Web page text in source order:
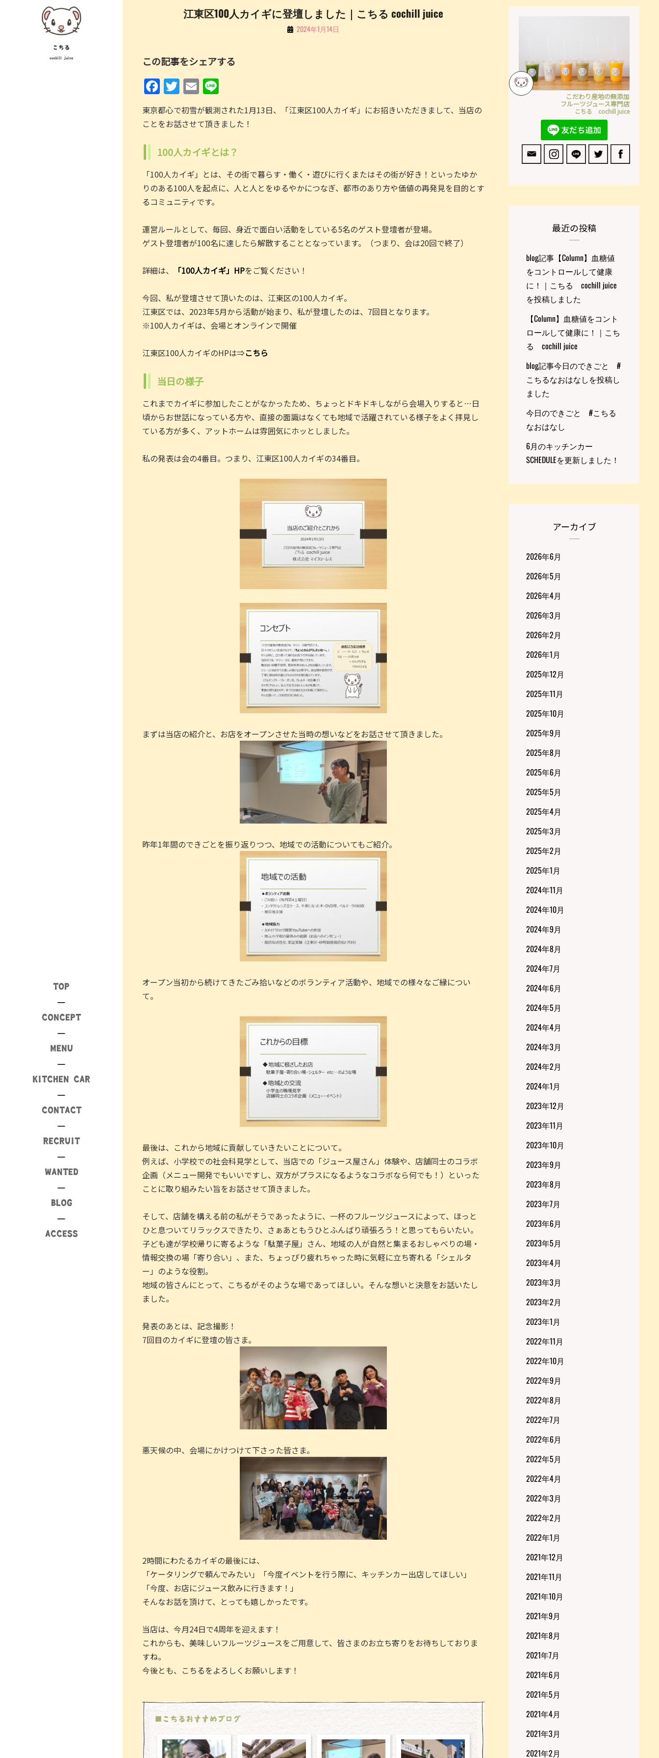
こちる
cochill juice
TOP
CONCEPT
MENU
KITCHEN CAR
CONTACT
RECRUIT
WANTED
BLOG
ACCESS
江東区100人カイギに登壇しました｜こちる cochill juice
By 2024年1月14日
この記事をシェアする
F
a
c
e
b
o
k
T
w
itt
er
E
m
ai
l
n
e
東京都心で初雪が観測された1月13日、「江東区100人カイギ」にお招きいただきまして、当店の
ことをお話させて頂きました！
100人カイギとは？
「100人カイギ」とは、その街で暮らす・働く・遊びに行くまたはその街が好き！といったゆか
りのある100人を起点に、人と人とをゆるやかにつなぎ、都市のあり方や価値の再発見を目的とす
るコミュニティです。
運営ルールとして、毎回、身近で面白い活動をしている5名のゲスト登壇者が登場。
ゲスト登壇者が100名に達したら解散することとなっています。（つまり、会は20回で終了）
詳細は、 「100人カイギ」HPをご覧ください！
今回、私が登壇させて頂いたのは、江東区の100人カイギ。
江東区では、2023年5月から活動が始まり、私が登壇したのは、7回目となります。
※100人カイギは、会場とオンラインで開催
江東区100人カイギのHPは⇒こちら
当日の様子
これまでカイギに参加したことがなかったため、ちょっとドキドキしながら会場入りすると…日
頃からお世話になっている方や、直接の面識はなくても地域で活躍されている様子をよく拝見し
ている方が多く、アットホームは雰囲気にホッとしました。
私の発表は会の4番目。つまり、江東区100人カイギの34番目。
まずは当店の紹介と、お店をオープンさせた当時の想いなどをお話させて頂きました。
昨年1年間のできごとを振り返りつつ、地域での活動についてもご紹介。
オープン当初から続けてきたごみ拾いなどのボランティア活動や、地域での様々なご縁につい
て。
最後は、これから地域に貢献していきたいことについて。
例えば、小学校での社会科見学として、当店での「ジュース屋さん」体験や、店舗同士のコラボ
企画（メニュー開発でもいいですし、双方がプラスになるようなコラボなら何でも！）といった
ことに取り組みたい旨をお話させて頂きました。
そして、店舗を構える前の私がそうであったように、一杯のフルーツジュースによって、ほっと
ひと息ついてリラックスできたり、さぁあともうひとふんばり頑張ろう！と思ってもらいたい。
子ども達が学校帰りに寄るような「駄菓子屋」さん、地域の人が自然と集まるおしゃべりの場・
情報交換の場「寄り合い」、また、ちょっぴり疲れちゃった時に気軽に立ち寄れる「シェルタ
ー」のような役割。
地域の皆さんにとって、こちるがそのような場であってほしい。そんな想いと決意をお話いたし
ました。
発表のあとは、記念撮影！
7回目のカイギに登壇の皆さま。
悪天候の中、会場にかけつけて下さった皆さま。
2時間にわたるカイギの最後には、
「ケータリングで頼んでみたい」「今度イベントを行う際に、キッチンカー出店してほしい」
「今度、お店にジュース飲みに行きます！」
そんなお話を頂けて、とっても嬉しかったです。
当店は、今月24日で4周年を迎えます！
これからも、美味しいフルーツジュースをご用意して、皆さまのお立ち寄りをお待ちしておりま
すね。
今後とも、こちるをよろしくお願いします！
■こちるおすすめブログ
ビ
ゲ
ー
シ
ョ
ン
こだわり産地の無添加
フルーツジュース専門店
こちる cochill juice
最近の投稿
blog記事【Column】血糖値
をコントロールして健康
に！｜こちる cochill juice
を投稿しました
【Column】血糖値をコント
ロールして健康に！｜こち
る cochill juice
blog記事今日のできごと #
こちるなおはなしを投稿し
ました
今日のできごと #こちる
なおはなし
6月のキッチンカー
SCHEDULEを更新しました！
アーカイブ
2026年6月
2026年5月
2026年4月
2026年3月
2026年2月
2026年1月
2025年12月
2025年11月
2025年10月
2025年9月
2025年8月
2025年6月
2025年5月
2025年4月
2025年3月
2025年2月
2025年1月
2024年11月
2024年10月
2024年9月
2024年8月
2024年7月
2024年6月
2024年5月
2024年4月
2024年3月
2024年2月
2024年1月
2023年12月
2023年11月
2023年10月
2023年9月
2023年8月
2023年7月
2023年6月
2023年5月
2023年4月
2023年3月
2023年2月
2023年1月
2022年11月
2022年10月
2022年9月
2022年8月
2022年7月
2022年6月
2022年5月
2022年4月
2022年3月
2022年2月
2022年1月
2021年12月
2021年11月
2021年10月
2021年9月
2021年8月
2021年7月
2021年6月
2021年5月
2021年4月
2021年3月
2021年2月